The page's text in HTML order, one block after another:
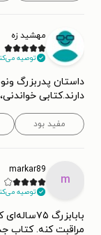
مهشید زه
توصیه
دارند.کتابی
مفید بود
m
markar89
توصیه
بابابزرگ
مراقبت کنه. کتاب